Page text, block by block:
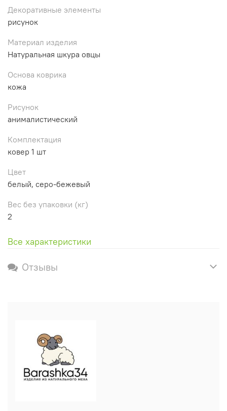
Декоративные элементы
рисунок
Материал изделия
Натуральная шкура овцы
Основа коврика
кожа
Рисунок
анималистический
Комплектация
ковер 1 шт
Цвет
белый, серо-бежевый
Вес без упаковки (кг)
2
Все характеристики
Отзывы